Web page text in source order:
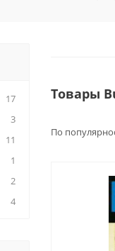
Товары
По
17
3
11
1
2
4